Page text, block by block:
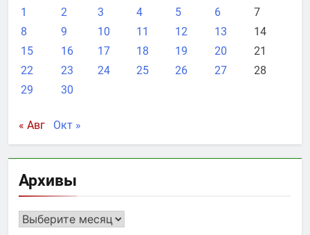
1
2 3 4 5 6
7
8
9 10 11 12 13
14
15
16 17 18 19 20
21
22
23 24 25 26 27
28
29
30
« Авг Окт »
Архивы
Архивы